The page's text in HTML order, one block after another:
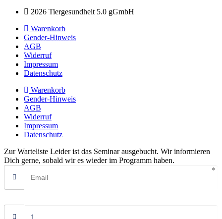
2026 Tiergesundheit 5.0 gGmbH
Warenkorb
Gender-Hinweis
AGB
Widerruf
Impressum
Datenschutz
Warenkorb
Gender-Hinweis
AGB
Widerruf
Impressum
Datenschutz
Zur Warteliste Leider ist das Seminar ausgebucht. Wir informieren
Dich gerne, sobald wir es wieder im Programm haben.